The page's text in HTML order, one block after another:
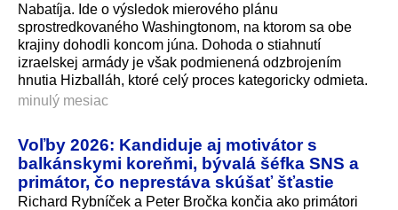
Nabatíja. Ide o výsledok mierového plánu
sprostredkovaného Washingtonom, na ktorom sa obe
krajiny dohodli koncom júna. Dohoda o stiahnutí
izraelskej armády je však podmienená odzbrojením
hnutia Hizballáh, ktoré celý proces kategoricky odmieta.
minulý mesiac
Voľby 2026: Kandiduje aj motivátor s
balkánskymi koreňmi, bývalá šéfka SNS a
primátor, čo neprestáva skúšať šťastie
Richard Rybníček a Peter Bročka končia ako primátori